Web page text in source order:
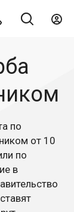
по
от 10
по
в